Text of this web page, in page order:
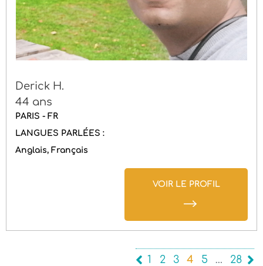
Derick H.
44 ans
PARIS - FR
LANGUES PARLÉES :
Anglais
Français
VOIR LE PROFIL
1 2 3 4 5 … 28